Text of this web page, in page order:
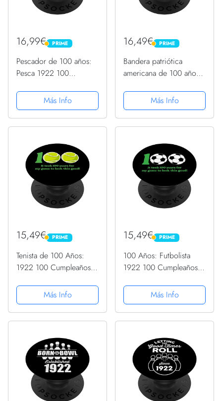
16,99€ PRIME
PRIME
Pescador de 100 años:
Pesca 1922 100
PopGrip Intercambiable
Más Info
16,49€ PRIME
PRIME
Bandera patriótica
americana de 100 años
cumpleaños PopSockets
PopGrip Intercambiable
Más Info
15,49€ PRIME
PRIME
Tenista de 100 Años:
1922 100 Cumpleaños
Intercambiable
Más Info
15,49€ PRIME
PRIME
100 Años: Futbolista
1922 100 Cumpleaños
Intercambiable
Más Info